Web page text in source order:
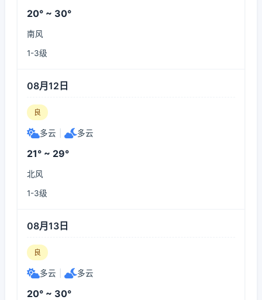
20° ~ 30°
南风
1-3级
08月12日
良
多云 多云
21° ~ 29°
北风
1-3级
08月13日
良
多云 多云
20° ~ 30°